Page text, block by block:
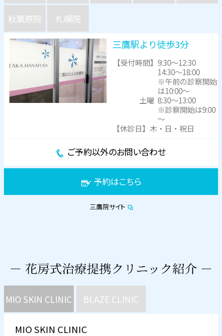
秋葉原院 札幌院
三鷹駅より徒歩3分
【受付時間】9:30～12:30
14:30～18:00
※午前の診察開始
は10:00～
土曜 8:30～13:00
※診察開始は9:00
～
【休診日】木・日・祝日
ご予約以外のお問い合わせ
予約はこちら
三鷹院サイト
MIO SKIN CLINIC BLAZE CLINIC
MIO SKIN CLINIC